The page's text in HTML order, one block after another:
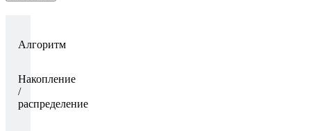
Алгоритм
Накопление
/
распределение